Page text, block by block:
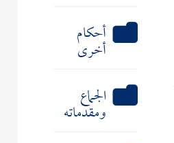
أحكام
أخرى
الجماع
ومقدماته